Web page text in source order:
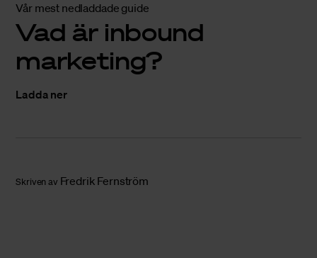
Vår mest nedladdade guide
Vad är inbound
marketing?
Ladda ner
Skriven av Fredrik Fernström